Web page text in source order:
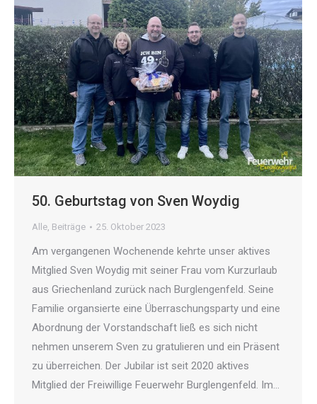
50. Geburtstag von Sven Woydig
Alle, Beiträge 25. Oktober 2023
Am vergangenen Wochenende kehrte unser aktives
Mitglied Sven Woydig mit seiner Frau vom Kurzurlaub
aus Griechenland zurück nach Burglengenfeld. Seine
Familie organsierte eine Überraschungsparty und eine
Abordnung der Vorstandschaft ließ es sich nicht
nehmen unserem Sven zu gratulieren und ein Präsent
zu überreichen. Der Jubilar ist seit 2020 aktives
Mitglied der Freiwillige Feuerwehr Burglengenfeld. Im…